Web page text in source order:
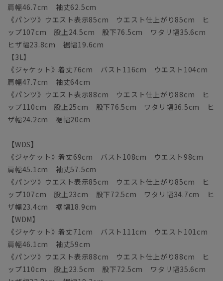
肩幅46.7cm 袖丈62.5cm
《パンツ》ウエスト表示85cm ウエスト仕上がり85cm ヒ
ップ107cm 股上24.5cm 股下76.5cm ワタリ幅35.6cm
ヒザ幅23.8cm 裾幅19.6cm
【3L】
《ジャケット》着丈76cm バスト116cm ウエスト104cm
肩幅47.7cm 袖丈64cm
《パンツ》ウエスト表示88cm ウエスト仕上がり88cm ヒ
ップ110cm 股上25cm 股下76.5cm ワタリ幅36.5cm ヒ
ザ幅24.2cm 裾幅20cm
【WDS】
《ジャケット》着丈69cm バスト108cm ウエスト98cm
肩幅45.1cm 袖丈57.5cm
《パンツ》ウエスト表示85cm ウエスト仕上がり85cm ヒ
ップ107cm 股上23cm 股下72.5cm ワタリ幅34.7cm ヒ
ザ幅23.4cm 裾幅18.9cm
【WDM】
《ジャケット》着丈71cm バスト111cm ウエスト101cm
肩幅46.1cm 袖丈59cm
《パンツ》ウエスト表示88cm ウエスト仕上がり88cm ヒ
ップ110cm 股上23.5cm 股下72.5cm ワタリ幅35.6cm